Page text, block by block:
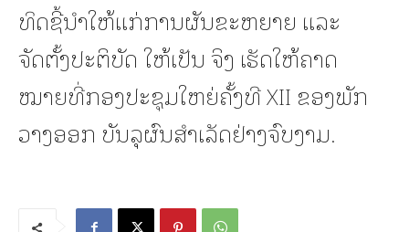
ທິດຊີ້ນໍາໃຫ້ແກ່ການຜັນຂະຫຍາຍ ແລະ
ຈັດຕັ້ງປະຕິບັດ ໃຫ້ເປັນ ຈິງ ເຮັດໃຫ້ຄາດ
ໝາຍທີ່ກອງປະຊຸມໃຫຍ່ຄັ້ງທີ XII ຂອງພັກ
ວາງອອກ ບັນລຸຜົນສໍາເລັດຢ່າງຈົບງາມ.